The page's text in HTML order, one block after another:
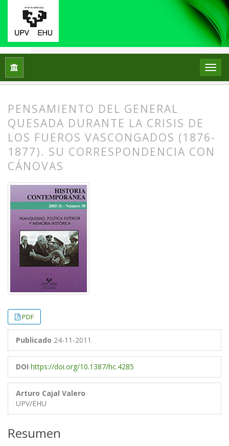
Inicio Núm. 30 (2005): Franquismo, política
PENSAMIENTO DEL GENERAL
QUESADA DURANTE LA CRISIS DE
LOS FUEROS VASCONGADOS (1876-
1877). SU CORRESPONDENCIA CON
CÁNOVAS
PDF
Publicado 24-11-2011
DOI https://doi.org/10.1387/hc.4285
Arturo Cajal Valero
UPV/EHU
Resumen